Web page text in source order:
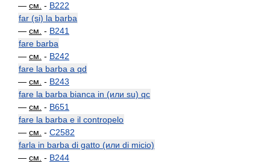
— см. - B222
far (si) la barba
— см. - B241
fare barba
— см. - B242
fare la barba a qd
— см. - B243
fare la barba bianca in (или su) qc
— см. - B651
fare la barba e il contropelo
— см. - C2582
farla in barba di gatto (или di micio)
— см. - B244